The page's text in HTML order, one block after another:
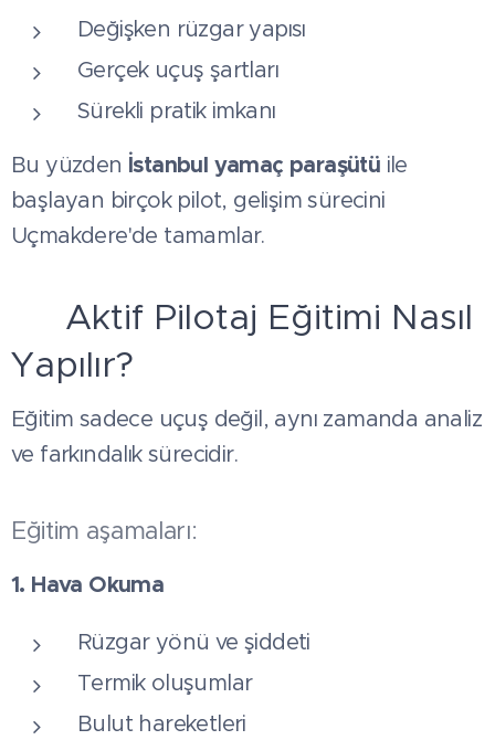
Değişken rüzgar yapısı
Gerçek uçuş şartları
Sürekli pratik imkanı
Bu yüzden İstanbul yamaç paraşütü ile
başlayan birçok pilot, gelişim sürecini
Uçmakdere'de tamamlar.
🎓 Aktif Pilotaj Eğitimi Nasıl
Yapılır?
Eğitim sadece uçuş değil, aynı zamanda analiz
ve farkındalık sürecidir.
Eğitim aşamaları:
1. Hava Okuma
Rüzgar yönü ve şiddeti
Termik oluşumlar
Bulut hareketleri